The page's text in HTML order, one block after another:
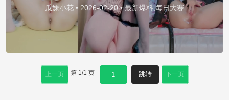
瓜妹小花 • 2026-02-20 •最新爆料,每日大赛
上一页 第 1/1 页 跳转 下一页